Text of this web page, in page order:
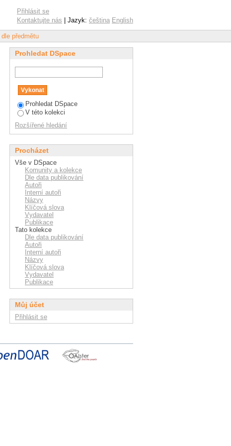
Přihlásit se
Kontaktujte nás | Jazyk: čeština English
předmětu
Prohledat DSpace
Prohledat DSpace
V této kolekci
Rozšířené hledání
Procházet
Vše v DSpace
Komunity a kolekce
Dle data publikování
Autoři
Interní autoři
Názvy
Klíčová slova
Vydavatel
Publikace
Tato kolekce
Dle data publikování
Autoři
Interní autoři
Názvy
Klíčová slova
Vydavatel
Publikace
Můj účet
Přihlásit se